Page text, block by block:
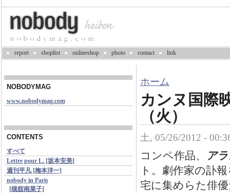
report shoplist onlineshop photo contact link
NOBODYMAG
www.nobodymag.com
CONTENTS
すべて
Lettre pour L. [坂本安美]
週刊平凡 [梅本洋一]
nobody in Paris
[槻舘南菜子]
ホーム
カンヌ国
（火）
土, 05/26/2012 -
コンペ作品、
ア
ト。劇作家の訃
宅に集めらた俳